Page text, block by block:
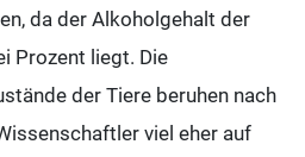
da der Alkoholgehalt der
Prozent liegt. Die
der Tiere beruhen nach
viel eher auf